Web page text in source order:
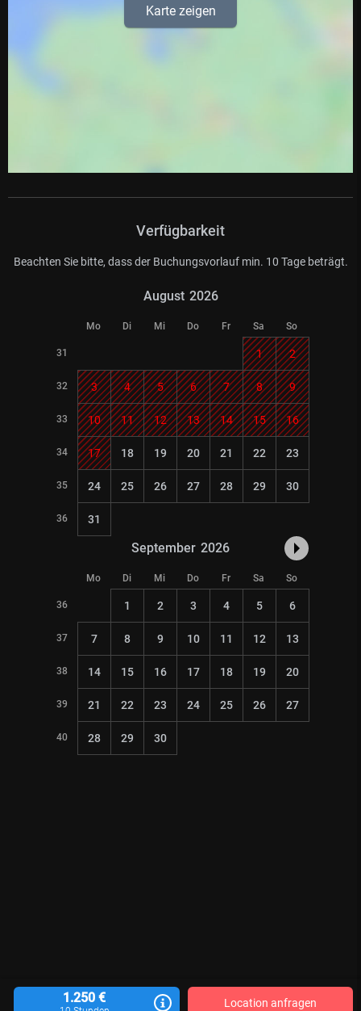
Karte zeigen
Verfügbarkeit
Beachten Sie bitte, dass der Buchungsvorlauf min. 10 Tage beträgt.
August 2026
Mo Di Mi Do Fr Sa So
31 1 2
32 3 4 5 6 7 8 9
33 10 11 12 13 14 15 16
34 17 18 19 20 21 22 23
35 24 25 26 27 28 29 30
36 31
September 2026
Mo Di Mi Do Fr Sa So
36 1 2 3 4 5 6
37 7 8 9 10 11 12 13
38 14 15 16 17 18 19 20
39 21 22 23 24 25 26 27
40 28 29 30
1.250 € Location anfragen